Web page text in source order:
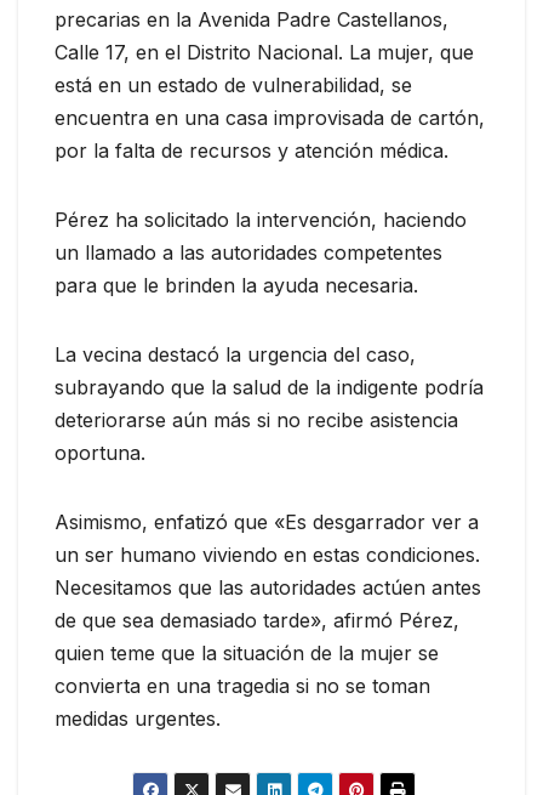
precarias en la Avenida Padre Castellanos,
Calle 17, en el Distrito Nacional. La mujer, que
está en un estado de vulnerabilidad, se
encuentra en una casa improvisada de cartón,
por la falta de recursos y atención médica.
Pérez ha solicitado la intervención, haciendo
un llamado a las autoridades competentes
para que le brinden la ayuda necesaria.
La vecina destacó la urgencia del caso,
subrayando que la salud de la indigente podría
deteriorarse aún más si no recibe asistencia
oportuna.
Asimismo, enfatizó que «Es desgarrador ver a
un ser humano viviendo en estas condiciones.
Necesitamos que las autoridades actúen antes
de que sea demasiado tarde», afirmó Pérez,
quien teme que la situación de la mujer se
convierta en una tragedia si no se toman
medidas urgentes.